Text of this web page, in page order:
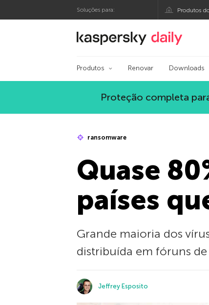
Soluções para: Produtos
Blog oficial da
Produtos Renovar Downloads
Proteção completa
ransomware
Quase
países
Grande maioria dos
distribuída em fóruns
Jeffrey Esposito